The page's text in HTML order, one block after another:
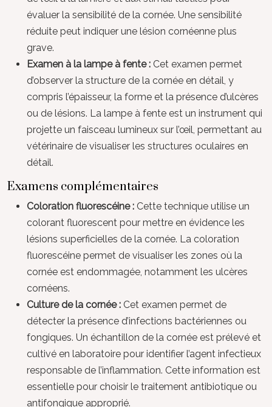
évaluer la sensibilité de la cornée. Une sensibilité
réduite peut indiquer une lésion cornéenne plus
grave.
Examen à la lampe à fente : Cet examen permet
d’observer la structure de la cornée en détail, y
compris l’épaisseur, la forme et la présence d’ulcères
ou de lésions. La lampe à fente est un instrument qui
projette un faisceau lumineux sur l’œil, permettant au
vétérinaire de visualiser les structures oculaires en
détail.
Examens complémentaires
Coloration fluorescéine : Cette technique utilise un
colorant fluorescent pour mettre en évidence les
lésions superficielles de la cornée. La coloration
fluorescéine permet de visualiser les zones où la
cornée est endommagée, notamment les ulcères
cornéens.
Culture de la cornée : Cet examen permet de
détecter la présence d’infections bactériennes ou
fongiques. Un échantillon de la cornée est prélevé et
cultivé en laboratoire pour identifier l’agent infectieux
responsable de l’inflammation. Cette information est
essentielle pour choisir le traitement antibiotique ou
antifongique approprié.